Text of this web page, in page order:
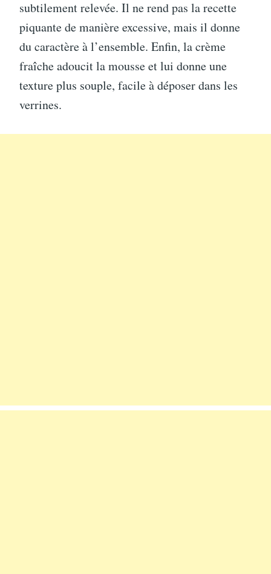
subtilement relevée. Il ne rend pas la recette
piquante de manière excessive, mais il donne
du caractère à l’ensemble. Enfin, la crème
fraîche adoucit la mousse et lui donne une
texture plus souple, facile à déposer dans les
verrines.